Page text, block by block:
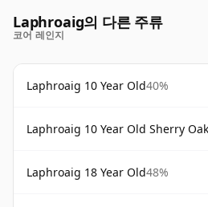
Laphroaig의 다른 주류
코어 레인지
Laphroaig 10 Year Old40%
Laphroaig 10 Year Old Sherry
Laphroaig 18 Year Old48%